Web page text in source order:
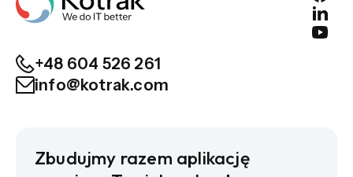
+48 604 526 261
info@kotrak.com
Zbudujmy razem aplikację